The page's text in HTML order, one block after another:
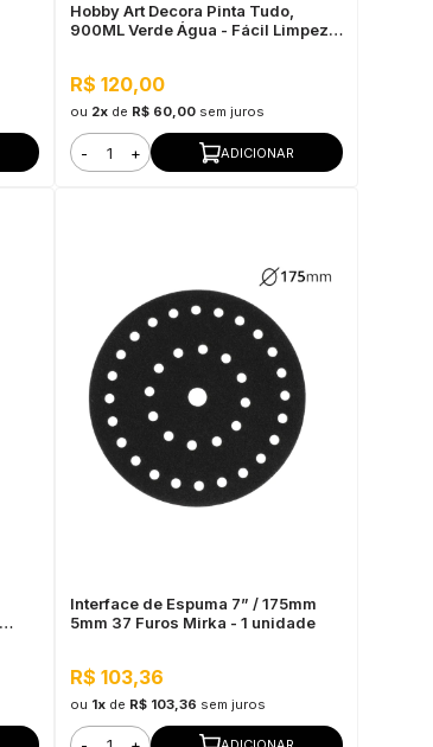
Hobby Art Decora Pinta Tudo,
900ML Verde Água - Fácil Limpeza,
R$ 120,00
ou 2xde R$ 60,00 sem juros
- + ADICIONAR
Interface de Espuma 7” / 175mm
5mm 37 Furos Mirka - 1 unidade
R$ 103,36
ou 1xde R$ 103,36 sem juros